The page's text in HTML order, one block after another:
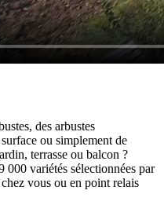
des arbustes
ou simplement de
terrasse ou balcon ?
000 variétés sélectionnées par
vous ou en point relais